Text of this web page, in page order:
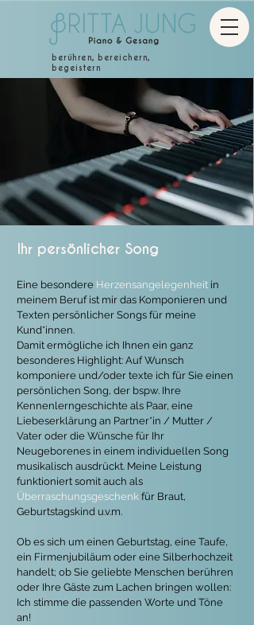
berühren, bereichern,
begeistern
Ihr persönlicher Song
Eine besondere Herzensangelegenheit in
meinem Beruf ist mir das Komponieren und
Texten persönlicher Songs für meine
Kund*innen.
Damit ermögliche ich Ihnen ein ganz
besonderes Highlight: Auf Wunsch
komponiere und/oder texte ich für Sie einen
persönlichen Song, der bspw. Ihre
Kennenlerngeschichte als Paar, eine
Liebeserklärung an Partner*in / Mutter /
Vater oder die Wünsche für Ihr
Neugeborenes in einem individuellen Song
musikalisch ausdrückt. Meine Leistung
funktioniert somit auch als
Überraschungsgeschenk für Braut,
Geburtstagskind u.v.m.
Ob es sich um einen Geburtstag, eine Taufe,
ein Firmenjubiläum oder eine Silberhochzeit
handelt; ob Sie geliebte Menschen berühren
oder Ihre Gäste zum Lachen bringen wollen:
Ich stimme die passenden Worte und Töne
an!